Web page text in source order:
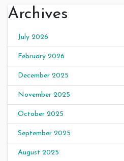
Archives
July 2026
February 2026
December 2025
November 2025
October 2025
September 2025
August 2025